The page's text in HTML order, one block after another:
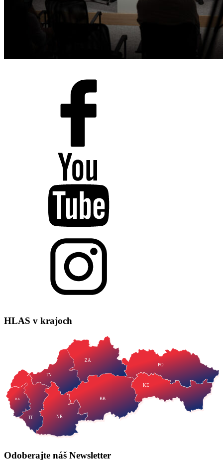
HLAS v krajoch
TT NR
TN
ZA
BB
PO
KE
BA
Odoberajte náš Newsletter